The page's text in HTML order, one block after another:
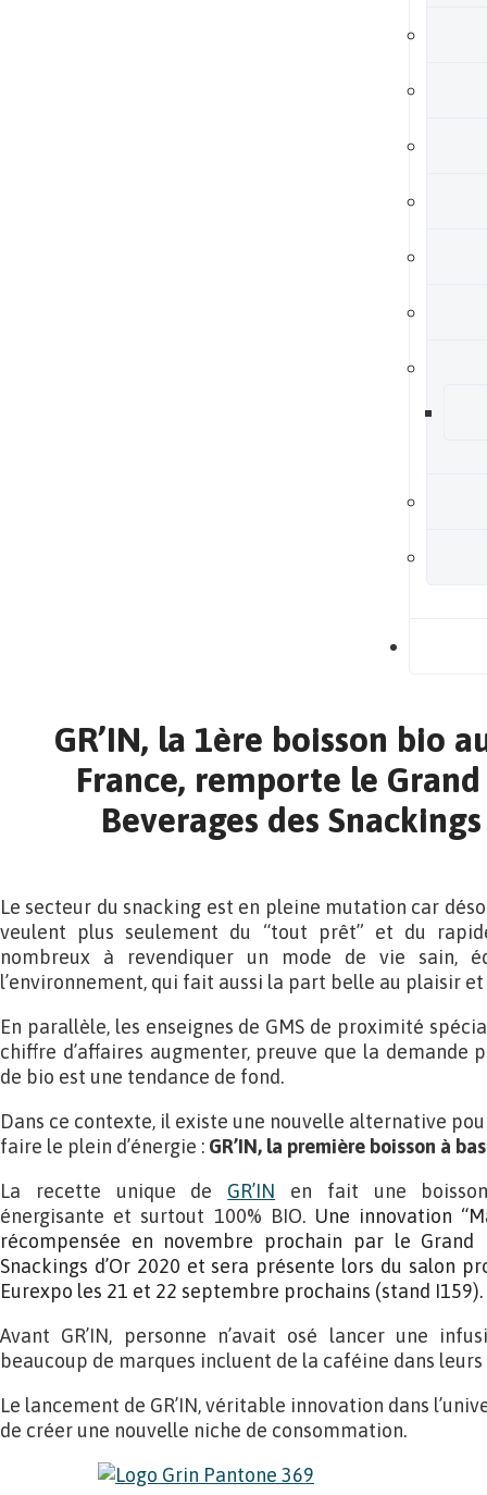
GR’IN, la 1ère boisson bio
France, remporte le
Beverages des
Le secteur du snacking est en pleine mutation car
veulent plus seulement du “tout prêt” et du
nombreux à revendiquer un mode de vie sain,
l’environnement, qui fait aussi la part belle au plaisir et
En parallèle, les enseignes de GMS de proximité
chiffre d’affaires augmenter, preuve que la demande
de bio est une tendance de fond.
Dans ce contexte, il existe une nouvelle alternative
faire le plein d’énergie : GR’IN, la première boisson à
La recette unique de GR’IN en fait une boisson
énergisante et surtout 100% BIO. Une innovation
récompensée en novembre prochain par le Grand
Snackings d’Or 2020 et sera présente lors du salon
Eurexpo les 21 et 22 septembre prochains (stand I159).
Avant GR’IN, personne n’avait osé lancer une
beaucoup de marques incluent de la caféine dans leurs
Le lancement de GR’IN, véritable innovation dans
de créer une nouvelle niche de consommation.